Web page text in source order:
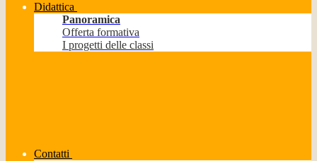
Didattica
Panoramica
Offerta formativa
I progetti delle classi
Contatti